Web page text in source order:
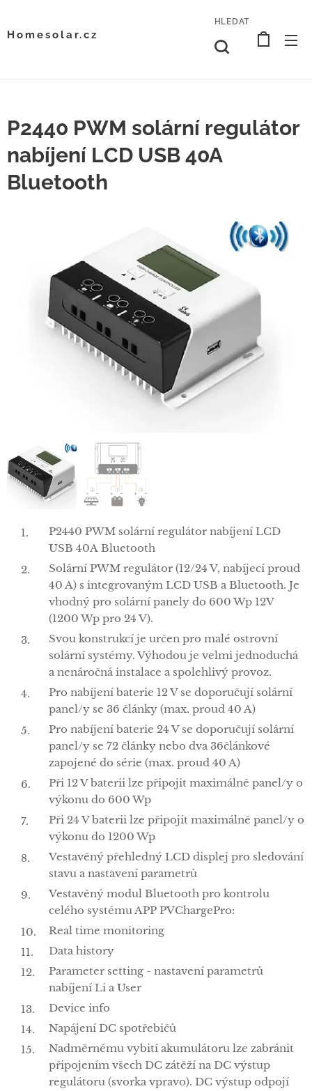
Homesolar.cz
HLEDAT
P2440 PWM solární regulátor
nabíjení LCD USB 40A
Bluetooth
P2440 PWM solární regulátor nabíjení LCD
USB 40A Bluetooth
Solární PWM regulátor (12/24 V, nabíjecí proud
40 A) s integrovaným LCD USB a Bluetooth. Je
vhodný pro solární panely do 600 Wp 12V
(1200 Wp pro 24 V).
Svou konstrukcí je určen pro malé ostrovní
solární systémy. Výhodou je velmi jednoduchá
a nenáročná instalace a spolehlivý provoz.
Pro nabíjení baterie 12 V se doporučují solární
panel/y se 36 články (max. proud 40 A)
Pro nabíjení baterie 24 V se doporučují solární
panel/y se 72 články nebo dva 36článkové
zapojené do série (max. proud 40 A)
Při 12 V baterii lze připojit maximálně panel/y o
výkonu do 600 Wp
Při 24 V baterii lze připojit maximálně panel/y o
výkonu do 1200 Wp
Vestavěný přehledný LCD displej pro sledování
stavu a nastavení parametrů
Vestavěný modul Bluetooth pro kontrolu
celého systému APP PVChargePro:
Real time monitoring
Data history
Parameter setting - nastavení parametrů
nabíjení Li a User
Device info
Napájení DC spotřebičů
Nadměrnému vybití akumulátoru lze zabránit
připojením všech DC zátěží na DC výstup
regulátoru (svorka vpravo). DC výstup odpojí